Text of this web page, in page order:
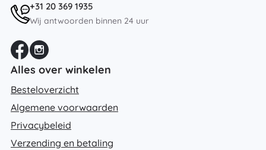
+31 20 369 1935
Wij antwoorden binnen 24 uur
Alles over winkelen
Besteloverzicht
Algemene voorwaarden
Privacybeleid
Verzending en betaling